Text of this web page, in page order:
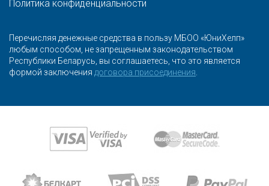
Политика конфиденциальности
Перечисляя денежные средства в пользу МБОО «ЮниХелп»
любым способом, не запрещенным законодательством
Республики Беларусь, вы соглашаетесь, что это является
формой заключения договора присоединения